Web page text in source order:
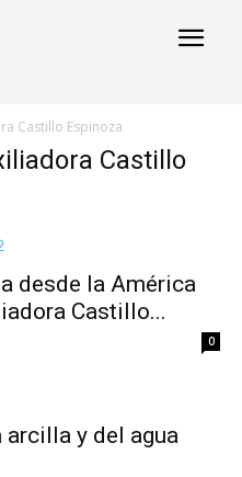
Castillo Espinoza
Castillo
desde la América
Castillo...
0
arcilla y del agua